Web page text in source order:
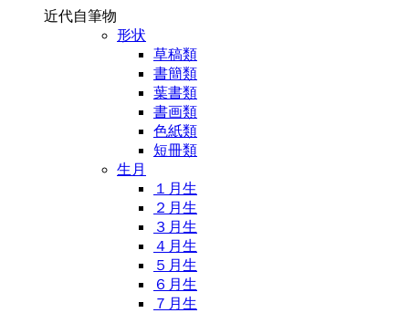
近代自筆物
形状
草稿類
書簡類
葉書類
書画類
色紙類
短冊類
生月
１月生
２月生
３月生
４月生
５月生
６月生
７月生